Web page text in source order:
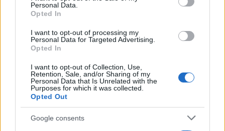
Personal Data.
Opted In
I want to opt-out of processing my
Personal Data for Targeted Advertising.
Opted In
I want to opt-out of Collection, Use,
Retention, Sale, and/or Sharing of my
Personal Data that Is Unrelated with the
Purposes for which it was collected.
Opted Out
Google consents
re teszi.
Életéről nem sokkal halála után egyik tanítványa, Sulpicius
Severus írt könyvet
Márton lett az első, aki nem mártírként,
hanem hitvallóként emelkedett a
szentek sorába.